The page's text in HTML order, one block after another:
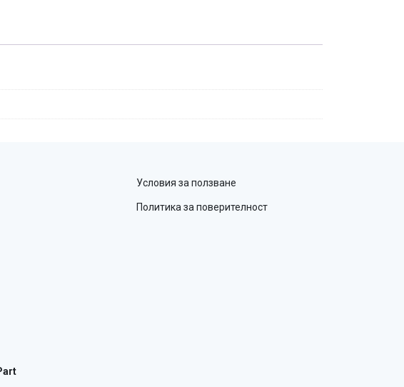
Условия за ползване
Политика за поверителност